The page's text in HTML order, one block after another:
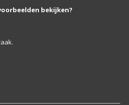
bekijken?